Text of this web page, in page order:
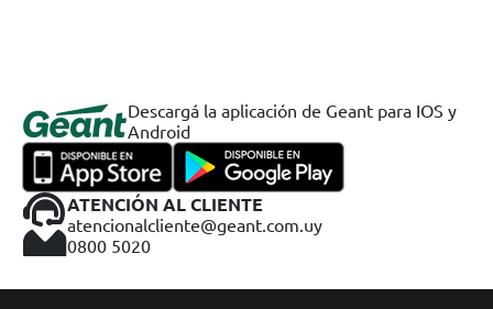
Descargá la aplicación de Geant para IOS y
Android
ATENCIÓN AL CLIENTE
atencionalcliente@geant.com.uy
0800 5020